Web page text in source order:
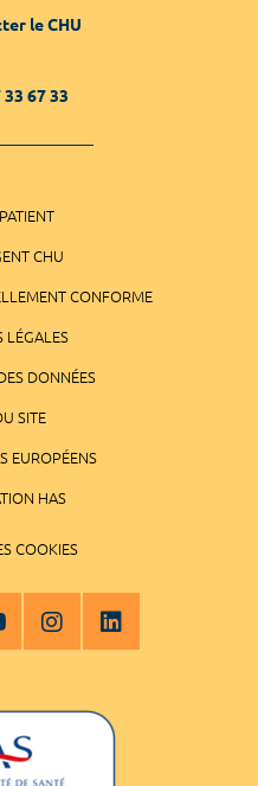
le CHU
33 67 33
CHU
CONFORME
LÉGALES
DONNÉES
SITE
EUROPÉENS
HAS
COOKIES